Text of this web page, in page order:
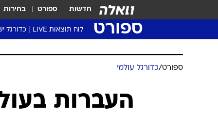
חדשות ספורט בחירות
ספורט לוח תוצאות LIVE כדורגל
גביע
שגרירים
ספורט/כדורגל עולמי